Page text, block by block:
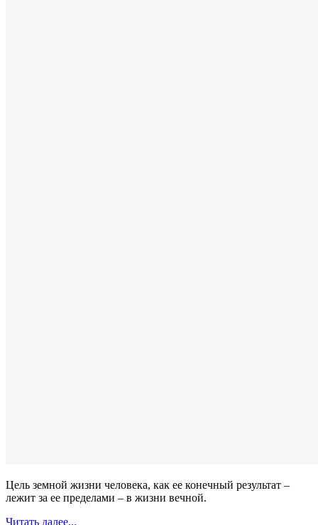
Цель земной жизни человека, как ее конечный результат –
лежит за ее пределами – в жизни вечной.
Читать далее...